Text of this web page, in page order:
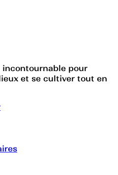
incontournable pour
et se cultiver tout en